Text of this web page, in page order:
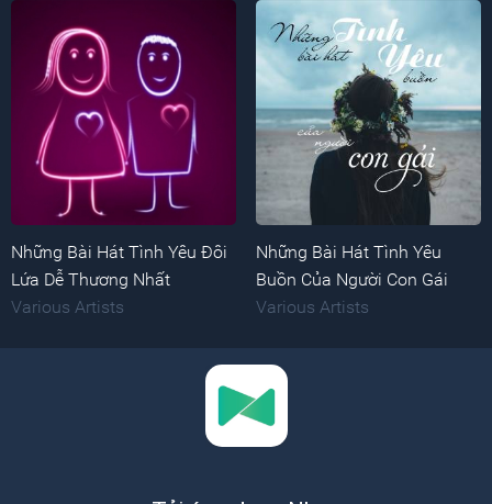
Những Bài Hát Tình Yêu Đôi
Lứa Dễ Thương Nhất
Various Artists
Những Bài Hát Tình Yêu
Buồn Của Người Con Gái
Various Artists